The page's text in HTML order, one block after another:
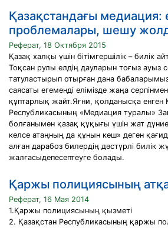
Қазақстандағы медиация:
проблемалары, шешу
Реферат, 18 Октября 2015
Қазақ халқы үшін бітімгершілік – билік
Тоқсан рулы елдің дауларын тоғыз ауыз
татуластырып отырған дана
саясаты егеменді елімізде жаңа
құптарлық жайт.Яғни, қолданысқа енген
Республикасының «Медиация туралы»
болғанымен қазақ құқығы үшін жат
келсе атаңның да құнын кеш» деген
алған дарабоз билердің дәстүрлі билік
жалғасыдепесептеуге болады.
Қаржы полициясының
Реферат, 16 Мая 2014
1.Қаржы полициясының қызметі
2. Қазақстан Республикасының қаржы